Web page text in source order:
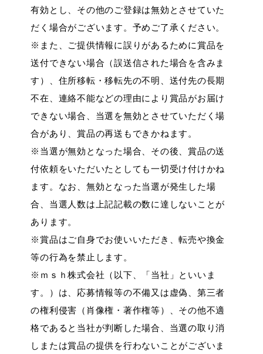
有効とし、その他のご登録は無効とさせていた
だく場合がございます。予めご了承ください。
※また、ご提供情報に誤りがあるために賞品を
送付できない場合（誤送信された場合を含みま
す）、住所移転・移転先の不明、送付先の長期
不在、連絡不能などの理由により賞品がお届け
できない場合、当選を無効とさせていただく場
合があり、賞品の再送もできかねます。
※当選が無効となった場合、その後、賞品の送
付依頼をいただいたとしても一切受け付けかね
ます。なお、無効となった当選が発生した場
合、当選人数は上記記載の数に達しないことが
あります。
※賞品はご自身でお使いいただき、転売や換金
等の行為を禁止します。
※ｍｓｈ株式会社（以下、「当社」といいま
す。）は、応募情報等の不備又は虚偽、第三者
の権利侵害（肖像権・著作権等）、その他不適
格であると当社が判断した場合、当選の取り消
しまたは賞品の提供を行わないことがございま